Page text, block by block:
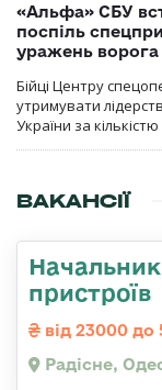
«Альфа» СБУ
поспіль
уражень ворога
Бійці Центру
утримувати
України за
ВАКАНСІЇ
пристроїв
від 23000 до
Радісне,